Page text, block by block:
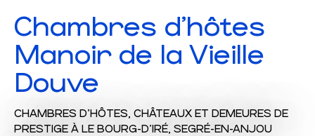
Chambres d'hôtes
Manoir de la Vieille
Douve
CHAMBRES D'HÔTES, CHÂTEAUX ET DEMEURES DE
PRESTIGE À LE BOURG-D'IRÉ, SEGRÉ-EN-ANJOU